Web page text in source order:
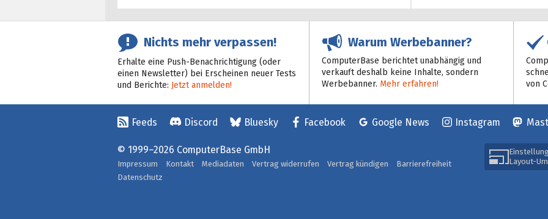
Nichts mehr verpassen!
Erhalte eine Push-Benachrichtigung (oder
einen Newsletter) bei Erscheinen neuer Tests
und Berichte: Jetzt anmelden!
Warum Werbebanner?
ComputerBase berichtet unabhängig und
verkauft deshalb keine Inhalte, sondern
Werbebanner. Mehr erfahren!
von
Feeds Discord Bluesky Facebook Google News Instagram
Layout-
© 1999–2026 ComputerBase GmbH
Impressum Kontakt Mediadaten Vertrag widerrufen Vertrag kündigen
Barrierefreiheit
Datenschutz